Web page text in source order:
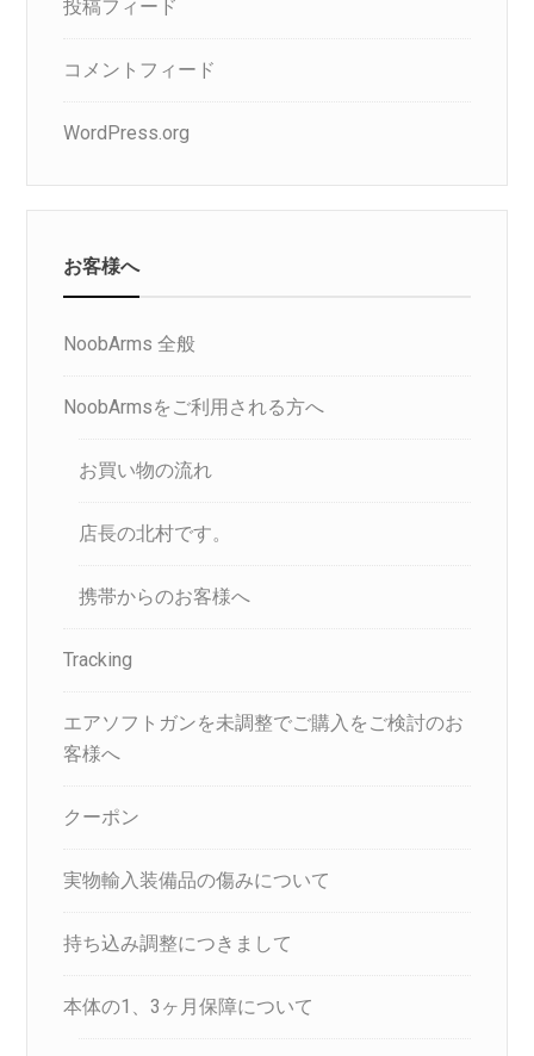
投稿フィード
コメントフィード
WordPress.org
お客様へ
NoobArms 全般
NoobArmsをご利用される方へ
お買い物の流れ
店長の北村です。
携帯からのお客様へ
Tracking
エアソフトガンを未調整でご購入をご検討のお
客様へ
クーポン
実物輸入装備品の傷みについて
持ち込み調整につきまして
本体の1、3ヶ月保障について